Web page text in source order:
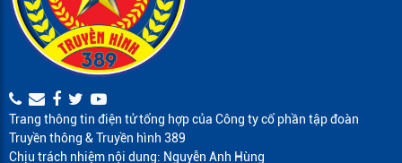
Trang thông tin điện tử tổng hợp của Công ty cổ phần tập đoàn
Truyền thông & Truyền hình 389
Chịu trách nhiệm nội dung: Nguyễn Anh Hùng